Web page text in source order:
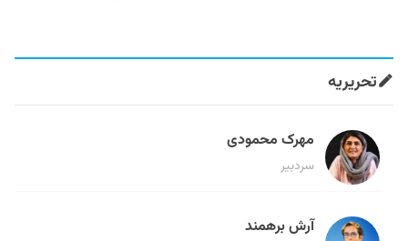
تحریریه
مهرک محمودی
سردبیر
آرش برهمند